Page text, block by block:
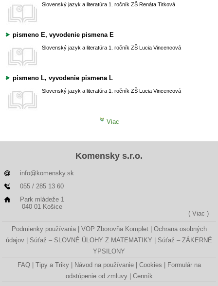
Slovenský jazyk a literatúra 1. ročník ZŠ Renáta Titková
pismeno E, vyvodenie pismena E
Slovenský jazyk a literatúra 1. ročník ZŠ Lucia Vincencová
pismeno L, vyvodenie pismena L
Slovenský jazyk a literatúra 1. ročník ZŠ Lucia Vincencová
Viac
Komensky s.r.o.
info@komensky.sk
055 / 285 13 60
Park mládeže 1
040 01 Košice
( Viac )
Podmienky používania VOP Zborovňa Komplet
Ochrana osobných
údajov
Súťaž – SLOVNÉ ÚLOHY Z MATEMATIKY
Súťaž – ZÁKERNÉ
YPSILONY
FAQ
Tipy a Triky Návod na používanie Cookies
Formulár na
odstúpenie od zmluvy
Cenník